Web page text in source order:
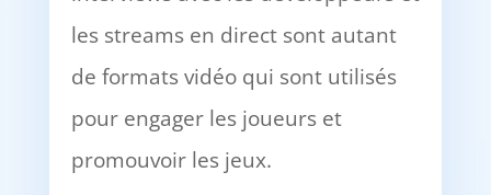
les streams en direct sont autant
de formats vidéo qui sont utilisés
pour engager les joueurs et
promouvoir les jeux.